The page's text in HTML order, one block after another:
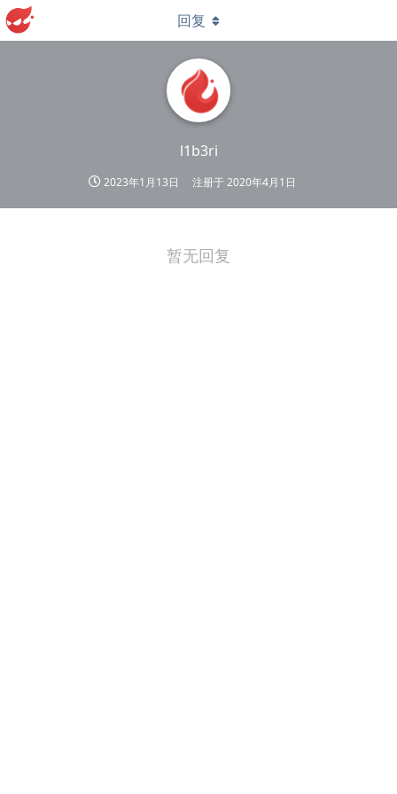
l1b3ri
2023年1月13日 注册于2020年4月1日
回复
暂无回复